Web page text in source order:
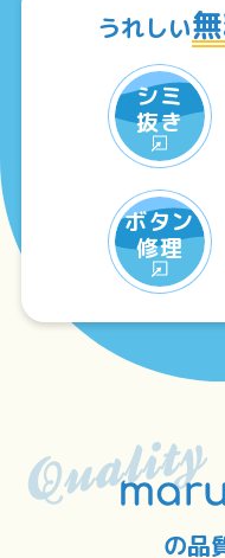
うれしい
シミ
抜き
ボタン
修理
の品